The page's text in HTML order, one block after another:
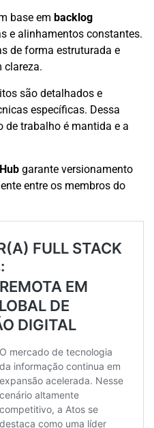
base em backlog
e alinhamentos constantes.
de forma estruturada e
clareza.
são detalhados e
específicas. Dessa
de trabalho é mantida e a
garante versionamento
entre os membros do